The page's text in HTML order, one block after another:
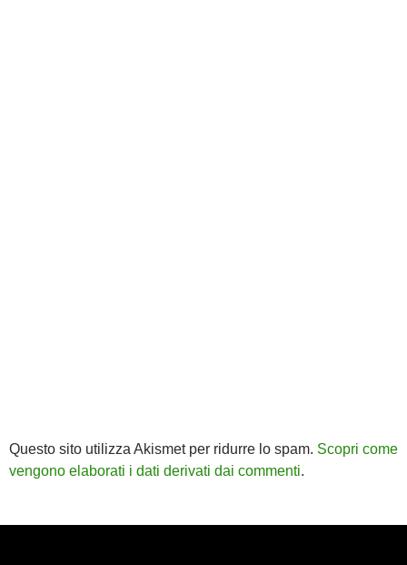
Questo sito utilizza Akismet per ridurre lo spam. Scopri come
vengono elaborati i dati derivati dai commenti.